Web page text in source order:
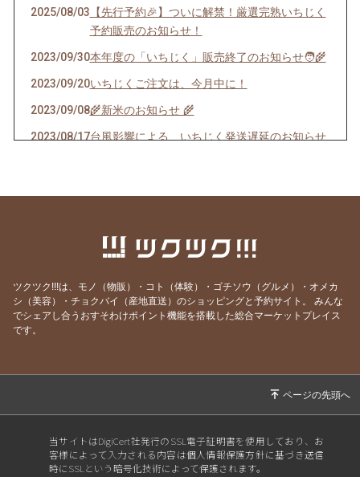
2025/08/03 【先行予約🎉】ついに解禁！厳選完熟いちじく
予約販売のお知らせ！
2023/09/30本年度の「いちじく」販売終了のお知らせ🧑‍🌾
2023/09/20いちじくご注文は、今月中に！
2023/09/08🌾新米のお知らせ 🌾
2023/08/17台風影響による、いちじく発送遅延のお知らせ
いちじく予約販売のお知らせ！ | 井村食彩園
【いちじく予約受付中】井村食彩園
2022/01/241月のお便り☃️ | 井村食彩園
2021/12/1412月のお便り🎄｜井村食彩園
もうすぐ母の日ですね🌹 | 井村食彩園
2021/03/29花粉症の季節ですね！！｜井村食彩園
2021/02/22みかん販売終了のお知らせ | 井村食彩園
ツクツク!!!は、モノ（物販）・コト（体験）・ゴチソウ（グルメ）・オメカ
シ（美容）・チョクバイ（産地直送）のショッピングと予約サイト。
みんな
でシェアし合うおすそわけポイント機能を搭載した総合マーケットプレイス
です。
当サイトはDigiCert社発行のSSL電子証明書を使用しており、お
客様によって入力される内容は個人情報保護方針に基づき送信
時にSSLという暗号化技術によって保護されます。